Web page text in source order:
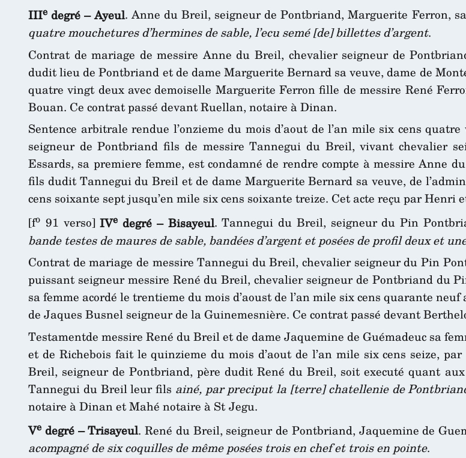
IIIe degré – Ayeul. Anne du Breil, seigneur de Pontbriand, Marguerite Ferron,
quatre mouchetures d’hermines de sable, l’ecu semé [de] billettes d’argent.
Contrat de mariage de messire Anne du Breil, chevalier seigneur de
dudit lieu de Pontbriand et de dame Marguerite Bernard sa veuve, dame de
quatre vingt deux avec demoiselle Marguerite Ferron fille de messire René
Bouan. Ce contrat passé devant Ruellan, notaire à Dinan.
Sentence arbitrale rendue l’onzieme du mois d’aout de l’an mile six cens
seigneur de Pontbriand fils de messire Tannegui du Breil, vivant chevalier
Essards, sa premiere femme, est condamné de rendre compte à messire Anne
fils dudit Tannegui du Breil et de dame Marguerite Bernard sa veuve, de
cens soixante sept jusqu’en mile six cens soixante treize. Cet acte reçu par
[fo 91 verso]IVe degré – Bisayeul. Tannegui du Breil, seigneur du Pin
bande testes de maures de sable, bandées d’argent et posées de profil deux et
Contrat de mariage de messire Tannegui du Breil, chevalier seigneur du Pin
puissant seigneur messire René du Breil, chevalier seigneur de Pontbriand du
sa femme acordé le trentieme du mois d’aoust de l’an mile six cens quarante
de Jaques Busnel seigneur de la Guinemesnière. Ce contrat passé devant
Testamentde messire René du Breil et de dame Jaquemine de Guémadeuc sa
et de Richebois fait le quinzieme du mois d’aout de l’an mile six cens seize,
Breil, seigneur de Pontbriand, père dudit René du Breil, soit executé quant
Tannegui du Breil leur fils ainé, par preciput la [terre] chatellenie de
notaire à Dinan et Mahé notaire à St Jegu.
Ve degré – Trisayeul. René du Breil, seigneur de Pontbriand, Jaquemine de
acompagné de six coquilles de même posées trois en chef et trois en pointe.